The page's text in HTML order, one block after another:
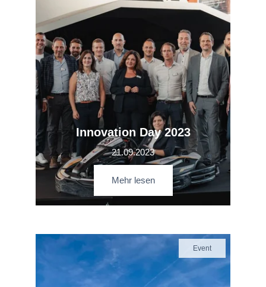
Innovation Day 2023
21.09.2023
Mehr lesen
Event